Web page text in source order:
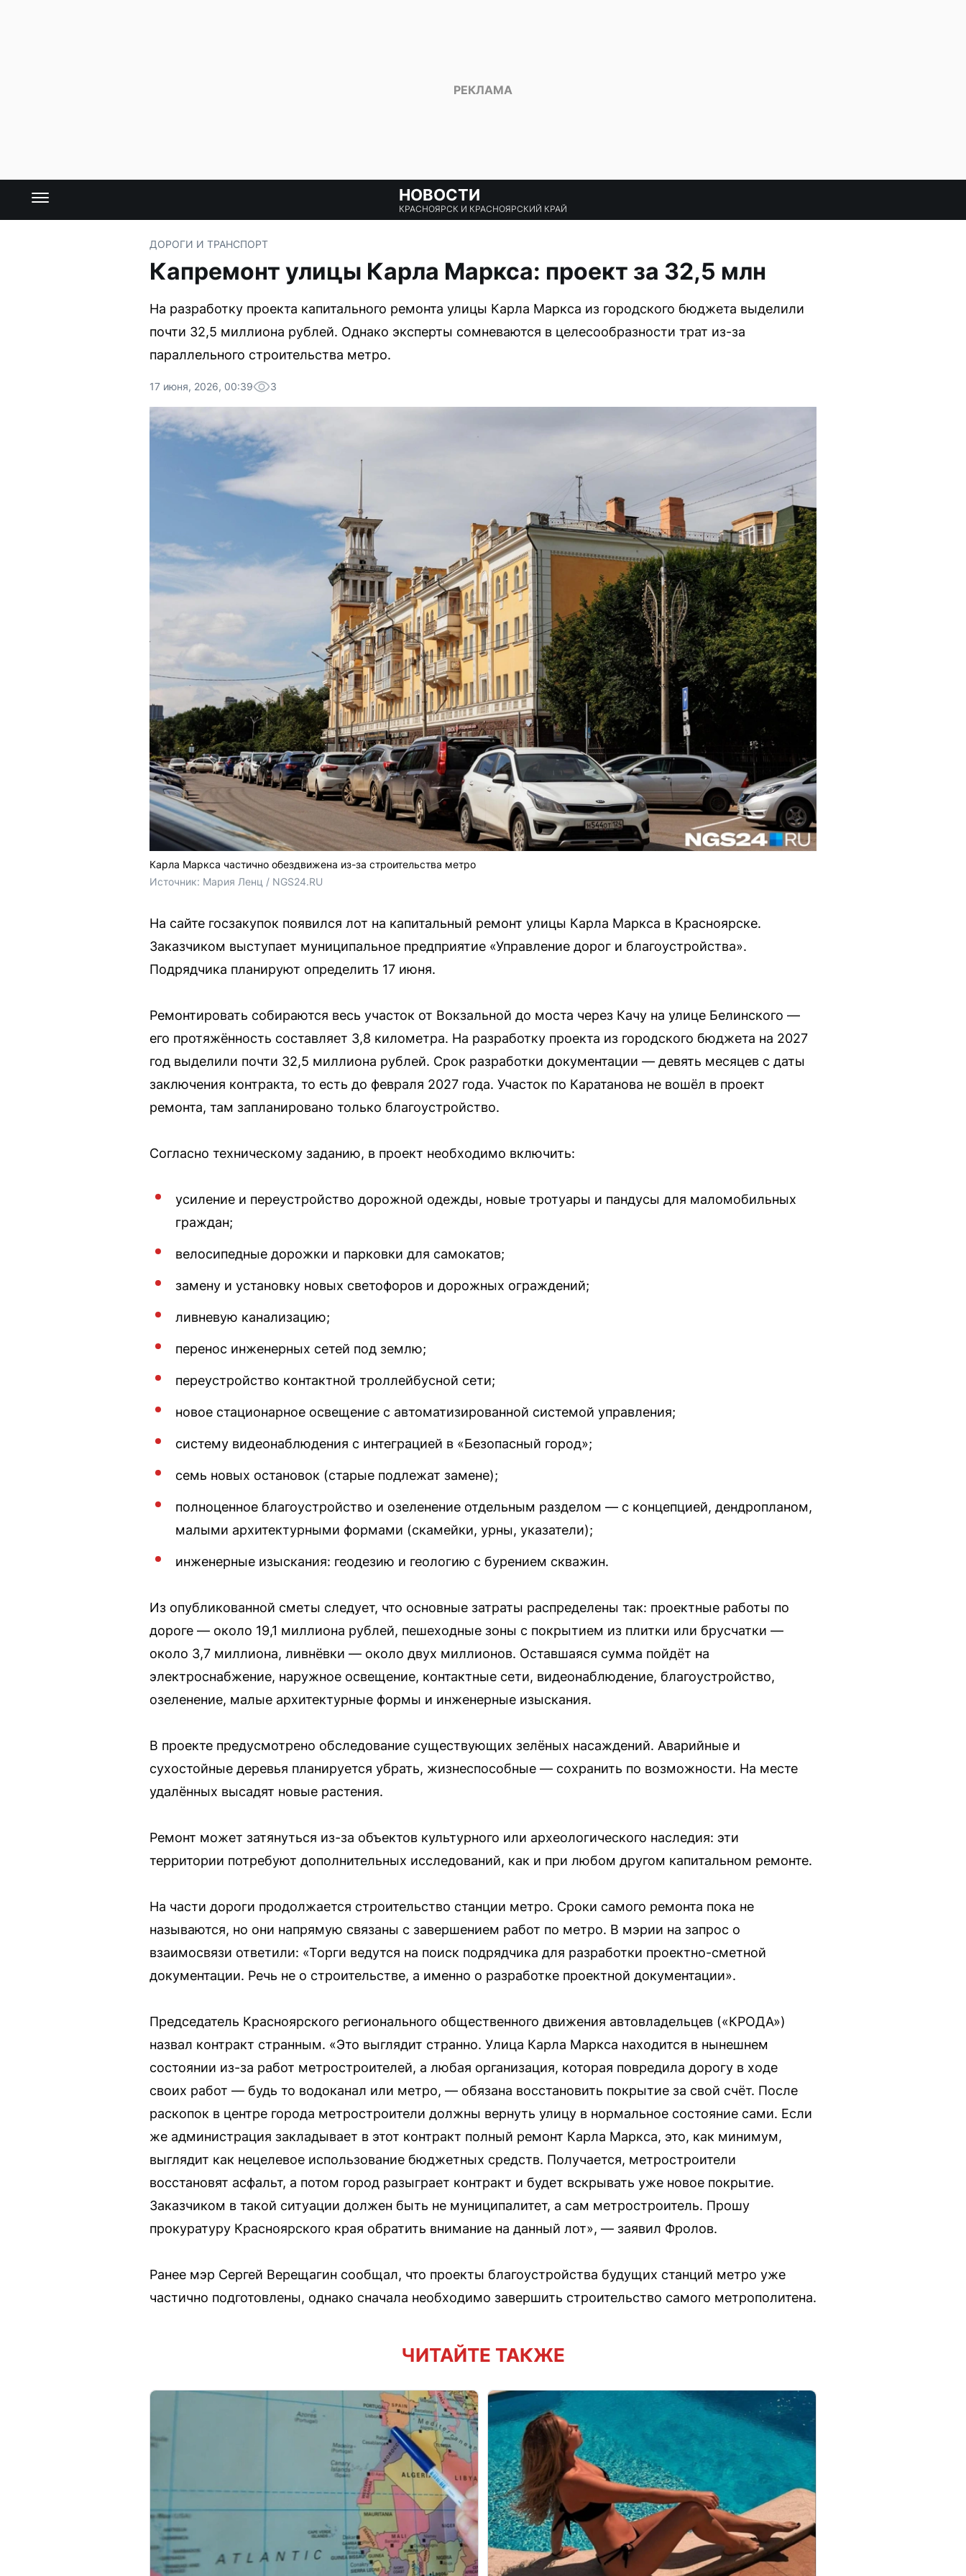
НОВОСТИ
КРАСНОЯРСК И КРАСНОЯРСКИЙ КРАЙ
ДОРОГИ И ТРАНСПОРТ
Капремонт улицы Карла Маркса: проект за 32,5 млн
На разработку проекта капитального ремонта улицы Карла Маркса из городского бюджета выделили
почти 32,5 миллиона рублей. Однако эксперты сомневаются в целесообразности трат из-за
параллельного строительства метро.
17 июня, 2026, 00:39 3
Карла Маркса частично обездвижена из-за строительства метро
Источник: Мария Ленц / NGS24.RU
На сайте госзакупок появился лот на капитальный ремонт улицы Карла Маркса в Красноярске.
Заказчиком выступает муниципальное предприятие «Управление дорог и благоустройства».
Подрядчика планируют определить 17 июня.
Ремонтировать собираются весь участок от Вокзальной до моста через Качу на улице Белинского —
его протяжённость составляет 3,8 километра. На разработку проекта из городского бюджета на 2027
год выделили почти 32,5 миллиона рублей. Срок разработки документации — девять месяцев с даты
заключения контракта, то есть до февраля 2027 года. Участок по Каратанова не вошёл в проект
ремонта, там запланировано только благоустройство.
Согласно техническому заданию, в проект необходимо включить:
усиление и переустройство дорожной одежды, новые тротуары и пандусы для маломобильных
граждан;
велосипедные дорожки и парковки для самокатов;
замену и установку новых светофоров и дорожных ограждений;
ливневую канализацию;
перенос инженерных сетей под землю;
переустройство контактной троллейбусной сети;
новое стационарное освещение с автоматизированной системой управления;
систему видеонаблюдения с интеграцией в «Безопасный город»;
семь новых остановок (старые подлежат замене);
полноценное благоустройство и озеленение отдельным разделом — с концепцией, дендропланом,
малыми архитектурными формами (скамейки, урны, указатели);
инженерные изыскания: геодезию и геологию с бурением скважин.
Из опубликованной сметы следует, что основные затраты распределены так: проектные работы по
дороге — около 19,1 миллиона рублей, пешеходные зоны с покрытием из плитки или брусчатки —
около 3,7 миллиона, ливнёвки — около двух миллионов. Оставшаяся сумма пойдёт на
электроснабжение, наружное освещение, контактные сети, видеонаблюдение, благоустройство,
озеленение, малые архитектурные формы и инженерные изыскания.
В проекте предусмотрено обследование существующих зелёных насаждений. Аварийные и
сухостойные деревья планируется убрать, жизнеспособные — сохранить по возможности. На месте
удалённых высадят новые растения.
Ремонт может затянуться из-за объектов культурного или археологического наследия: эти
территории потребуют дополнительных исследований, как и при любом другом капитальном ремонте.
На части дороги продолжается строительство станции метро. Сроки самого ремонта пока не
называются, но они напрямую связаны с завершением работ по метро. В мэрии на запрос о
взаимосвязи ответили: «Торги ведутся на поиск подрядчика для разработки проектно-сметной
документации. Речь не о строительстве, а именно о разработке проектной документации».
Председатель Красноярского регионального общественного движения автовладельцев («КРОДА»)
назвал контракт странным. «Это выглядит странно. Улица Карла Маркса находится в нынешнем
состоянии из-за работ метростроителей, а любая организация, которая повредила дорогу в ходе
своих работ — будь то водоканал или метро, — обязана восстановить покрытие за свой счёт. После
раскопок в центре города метростроители должны вернуть улицу в нормальное состояние сами. Если
же администрация закладывает в этот контракт полный ремонт Карла Маркса, это, как минимум,
выглядит как нецелевое использование бюджетных средств. Получается, метростроители
восстановят асфальт, а потом город разыграет контракт и будет вскрывать уже новое покрытие.
Заказчиком в такой ситуации должен быть не муниципалитет, а сам метростроитель. Прошу
прокуратуру Красноярского края обратить внимание на данный лот», — заявил Фролов.
Ранее мэр Сергей Верещагин сообщал, что проекты благоустройства будущих станций метро уже
частично подготовлены, однако сначала необходимо завершить строительство самого метрополитена.
ЧИТАЙТЕ ТАКЖЕ